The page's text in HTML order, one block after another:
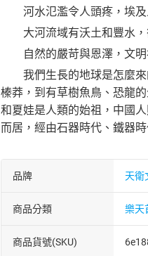
河水氾濫令人頭疼，埃及
大河流域有沃土和豐水，
自然的嚴苛與恩澤，文明
我們生長的地球是怎麼來
榛莽，到有草樹魚鳥、恐龍
和夏娃是人類的始祖，中國
而居，經由石器時代、鐵器
品牌 天衛
商品分類 樂天
商品貨號(SKU)